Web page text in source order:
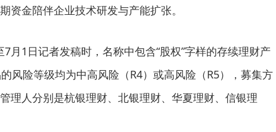
资金陪伴企业技术研发与产能扩张。
1日记者发稿时，名称中包含“股权”字样的存续理财产
风险等级均为中高风险（R4）或高风险（R5），募集方
理人分别是杭银理财、北银理财、华夏理财、信银理